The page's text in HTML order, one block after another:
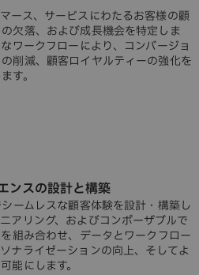
ース、サービスにわたるお客様の顧
欠落、および成長機会を特定しま
ワークフローにより、コンバージョ
削減、顧客ロイヤルティーの強化を
す。
ンスの設計と構築
ームレスな顧客体験を設計・構築し
アリング、およびコンポーザブルで
組み合わせ、データとワークフロー
ナライゼーションの向上、そしてよ
能にします。